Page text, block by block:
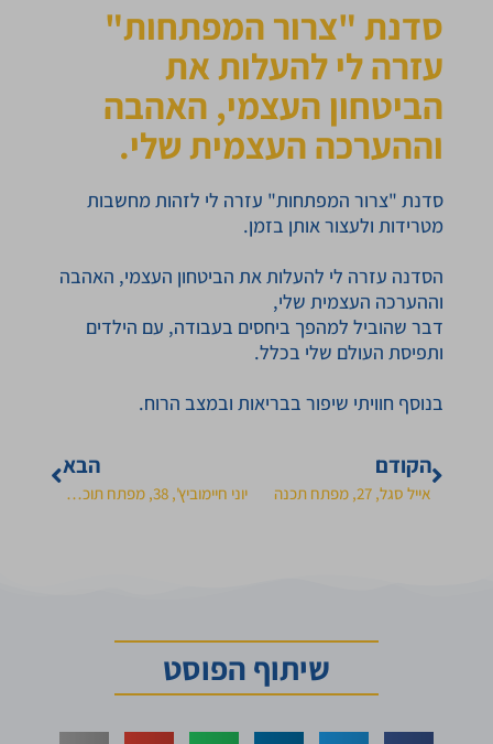
סדנת "צרור המפתחות"
עזרה לי להעלות את
הביטחון העצמי, האהבה
וההערכה העצמית שלי.
סדנת "צרור המפתחות" עזרה לי לזהות מחשבות
מטרידות ולעצור אותן בזמן.
הסדנה עזרה לי להעלות את הביטחון העצמי, האהבה
וההערכה העצמית שלי,
דבר שהוביל למהפך ביחסים בעבודה, עם הילדים
ותפיסת העולם שלי בכלל.
בנוסף חוויתי שיפור בבריאות ובמצב הרוח.
הקודם
אייל סגל, 27, מפתח תכנה
הבא
יוני חיימוביץ', 38, מפתח תוכנה ומוזיקאי
שיתוף הפוסט